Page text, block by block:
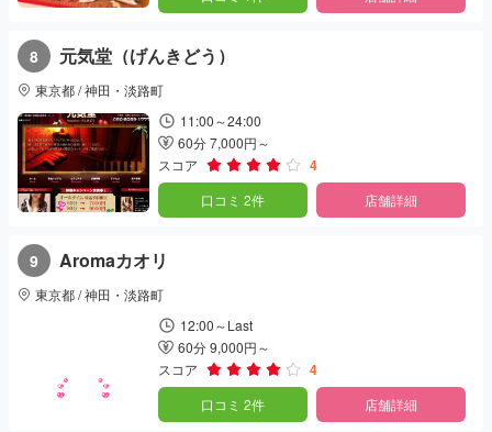
8 元気堂（げんきどう）
東京都 / 神田・淡路町
11:00～24:00
60分 7,000円～
スコア
4
口コミ 2件 店舗詳細
9 Aromaカオリ
東京都 / 神田・淡路町
12:00～Last
60分 9,000円～
スコア
4
口コミ 2件 店舗詳細